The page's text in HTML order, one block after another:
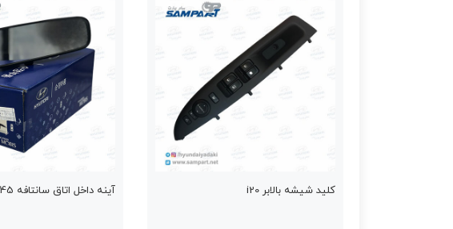
کلید شیشه بالابر i20 آینه داخل اتاق سانتافه ix45